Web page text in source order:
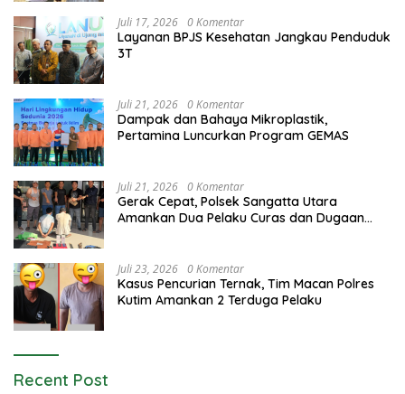
Juli 17, 2026 0 Komentar
Layanan BPJS Kesehatan Jangkau Penduduk
3T
Juli 21, 2026 0 Komentar
Dampak dan Bahaya Mikroplastik,
Pertamina Luncurkan Program GEMAS
Juli 21, 2026 0 Komentar
Gerak Cepat, Polsek Sangatta Utara
Amankan Dua Pelaku Curas dan Dugaan
Juli 23, 2026 0 Komentar
Kasus Pencurian Ternak, Tim Macan Polres
Kutim Amankan 2 Terduga Pelaku
Recent Post